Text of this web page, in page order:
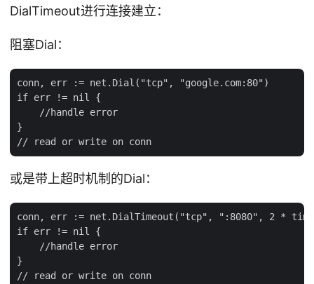
DialTimeout进行连接建立：
阻塞Dial：
conn, err := net.Dial("tcp", "google.com:80")
if err != nil {
    //handle error
}
或是带上超时机制的Dial：
conn, err := net.DialTimeout("tcp", ":8080", 2 *
if err != nil {
    //handle error
}